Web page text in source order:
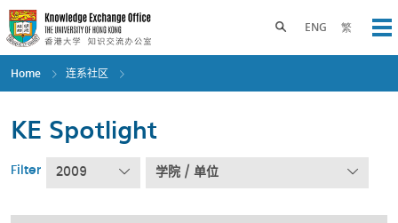
Skip
to
main
content
ENG 繁
Toggle search panel
Home 连系社区
KE Spotlight
Filter 2009 学院 / 单位